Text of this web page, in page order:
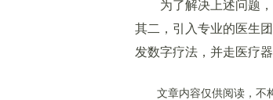
为了解决上述问题，
其二，引入专业的医生
发数字疗法，并走医疗
文章内容仅供阅读，不构